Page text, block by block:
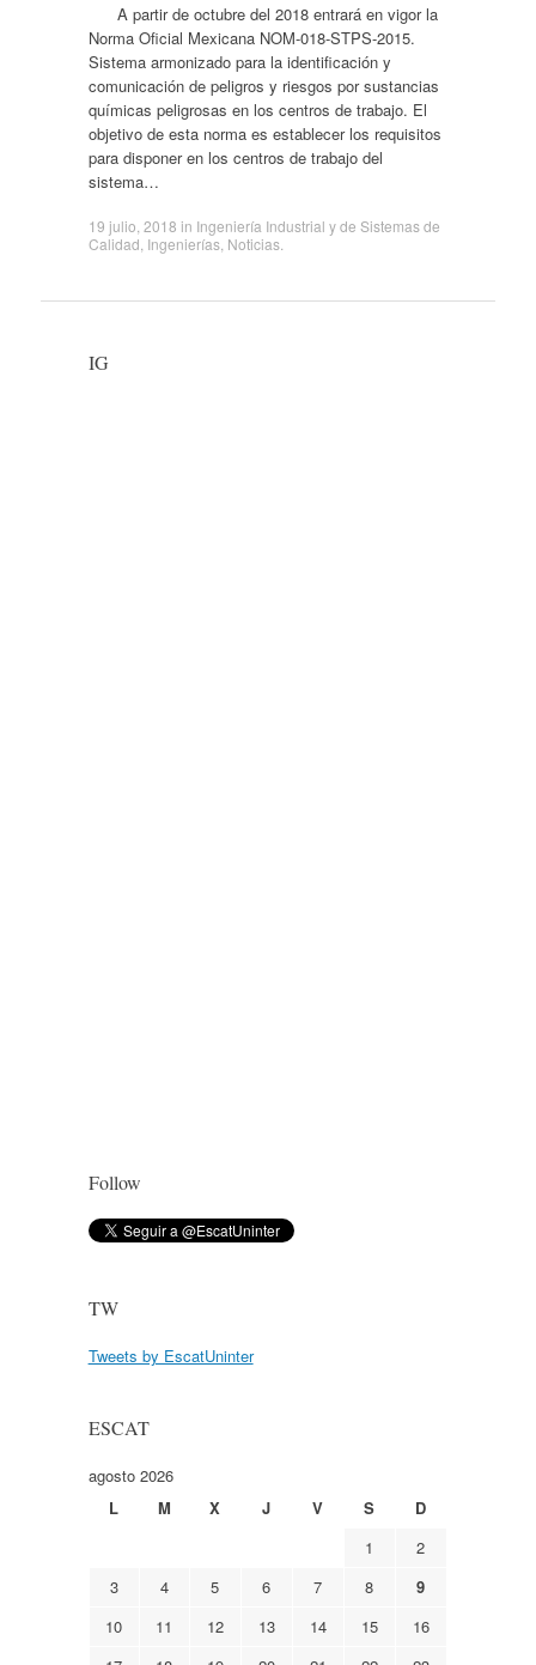
A partir de octubre del 2018 entrará en vigor la
Norma Oficial Mexicana NOM-018-STPS-2015.
Sistema armonizado para la identificación y
comunicación de peligros y riesgos por sustancias
químicas peligrosas en los centros de trabajo. El
objetivo de esta norma es establecer los requisitos
para disponer en los centros de trabajo del
sistema…
19 julio, 2018 in Ingeniería Industrial y de Sistemas de
Calidad Ingenierías, Noticias.
IG
Follow
TW
Tweets by EscatUninter
ESCAT
agosto 2026
L
M X J V S
D
1
2
3
4 5 6 7 8
9
10
11 12 13 14 15
16